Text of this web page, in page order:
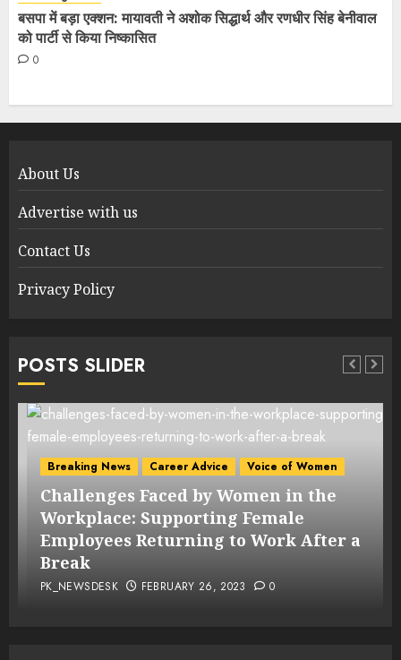
बसपा में बड़ा एक्शन: मायावती ने अशोक सिद्धार्थ और रणधीर सिंह बेनीवाल
को पार्टी से किया निष्कासित
0
About Us
Advertise with us
Contact Us
Privacy Policy
POSTS SLIDER
Breaking News Career Advice Voice of Women
Challenges Faced by Women in the
Workplace: Supporting Female
Employees Returning to Work After a
Break
PK_NEWSDESK FEBRUARY 26, 2023 0